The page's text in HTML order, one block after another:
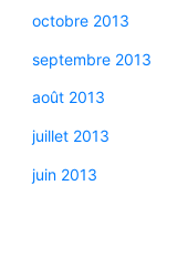
octobre 2013
septembre 2013
août 2013
juillet 2013
juin 2013